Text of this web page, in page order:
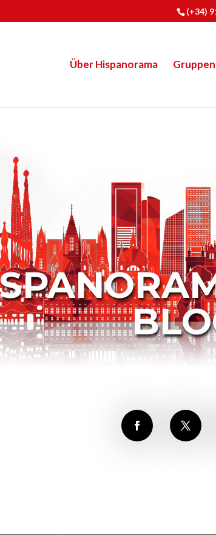
(+34)
Über Hispanorama